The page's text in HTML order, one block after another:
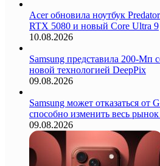
Acer обновила ноутбук
RTX 5080 и новый Core Ultra 9
10.08.2026
Samsung представила 200-Мп
новой технологией DeepPix
09.08.2026
Samsung может отказаться от
способно изменить весь
09.08.2026